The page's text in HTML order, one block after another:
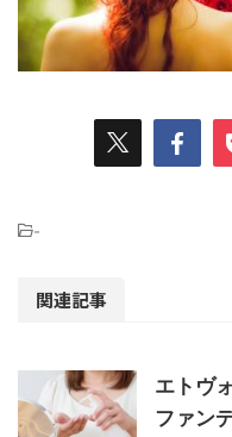
-
関連記事
エトヴ
ファン